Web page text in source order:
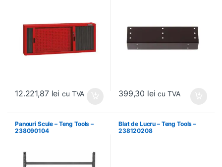
12.221,87 lei cu TVA 399,30 lei cu TVA
Panouri Scule – Teng Tools –
238090104
Blat de Lucru – Teng Tools –
238120208